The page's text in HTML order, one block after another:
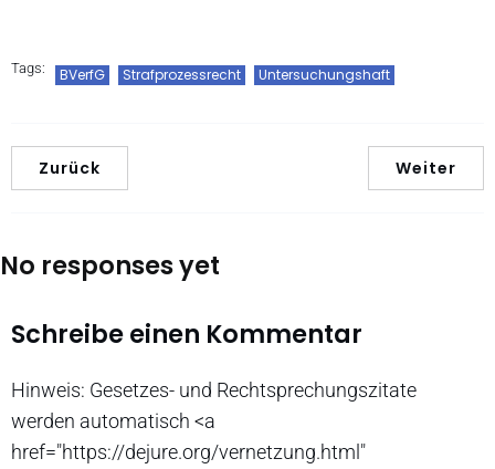
Tags: BVerfG Strafprozessrecht Untersuchungshaft
Zurück Weiter
No responses yet
Schreibe einen Kommentar
Hinweis: Gesetzes- und Rechtsprechungszitate
werden automatisch <a
href="https://dejure.org/vernetzung.html"